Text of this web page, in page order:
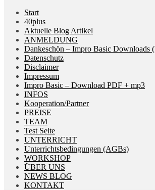
Start
40plus
Aktuelle Blog Artikel
ANMELDUNG
Dankeschön – Impro Basic Downloads
Datenschutz
Disclaimer
Impressum
Impro Basic – Download PDF + mp3
INFOS
Kooperation/Partner
PREISE
TEAM
Test Seite
UNTERRICHT
Unterrichtsbedingungen (AGBs)
WORKSHOP
ÜBER UNS
NEWS BLOG
KONTAKT